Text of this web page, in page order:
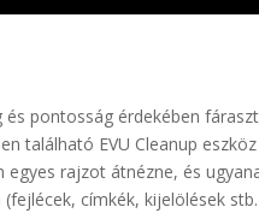
pontosság érdekében
található EVU Cleanup
rajzot átnézne, és
címkék, kijelölések